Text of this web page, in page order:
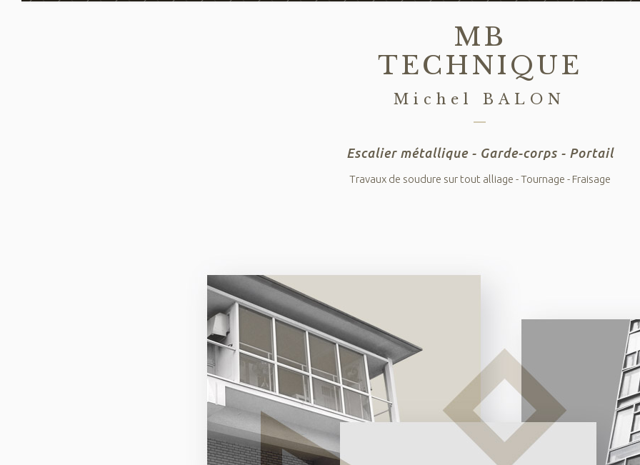
MB
TECHNIQUE
Michel BALON
Escalier métallique - Garde-corps - Portail
Travaux de soudure sur tout alliage - Tournage - Fraisage